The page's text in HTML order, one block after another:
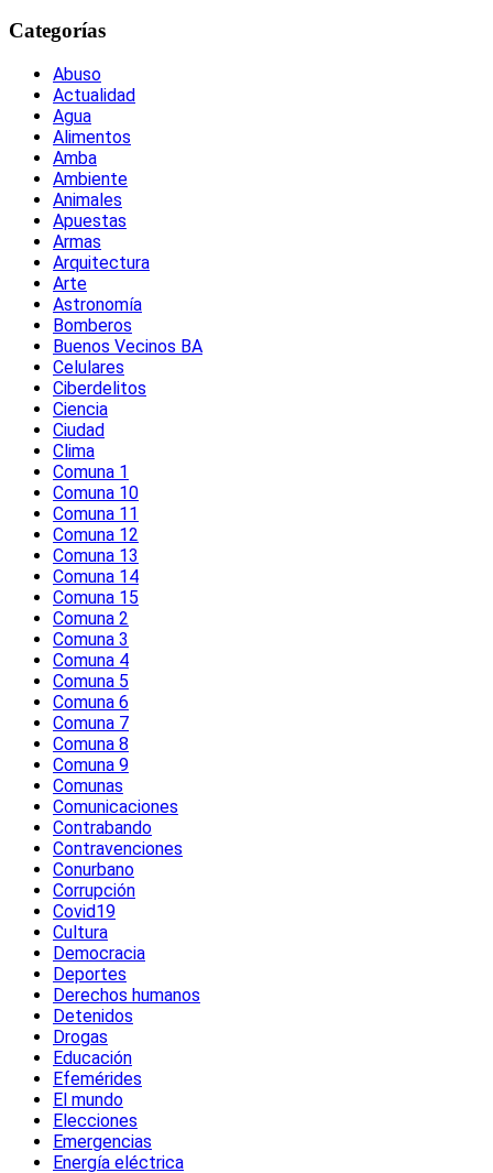
Categorías
Abuso
Actualidad
Agua
Alimentos
Amba
Ambiente
Animales
Apuestas
Armas
Arquitectura
Arte
Astronomía
Bomberos
Buenos Vecinos BA
Celulares
Ciberdelitos
Ciencia
Ciudad
Clima
Comuna 1
Comuna 10
Comuna 11
Comuna 12
Comuna 13
Comuna 14
Comuna 15
Comuna 2
Comuna 3
Comuna 4
Comuna 5
Comuna 6
Comuna 7
Comuna 8
Comuna 9
Comunas
Comunicaciones
Contrabando
Contravenciones
Conurbano
Corrupción
Covid19
Cultura
Democracia
Deportes
Derechos humanos
Detenidos
Drogas
Educación
Efemérides
El mundo
Elecciones
Emergencias
Energía eléctrica